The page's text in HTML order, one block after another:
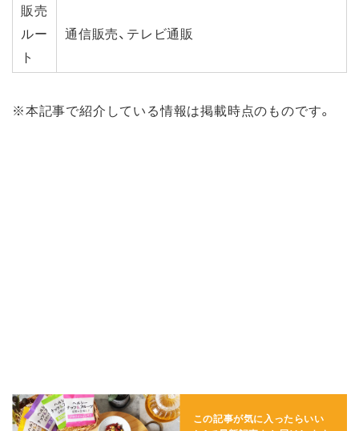
販売
ルー
ト
通信販売、テレビ通販
※本記事で紹介している情報は掲載時点のものです。
この記事が気に入ったらいい